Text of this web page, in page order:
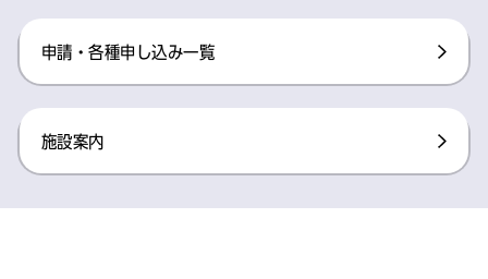
申請・各種申し込み一覧
施設案内